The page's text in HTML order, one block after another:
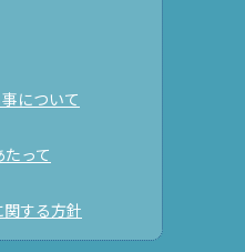
について
って
する方針